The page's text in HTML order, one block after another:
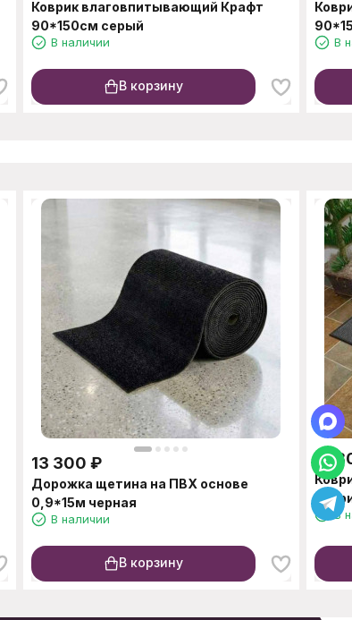
Коврик влаговпитывающий Крафт
90*150см серый
В наличии
В корзину
В
13 300 ₽
Дорожка щетина на ПВХ основе
0,9*15м черная
В наличии
В корзину
2
В